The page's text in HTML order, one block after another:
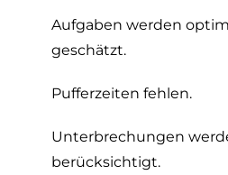
Aufgaben werden
geschätzt.
Pufferzeiten fehlen.
Unterbrechungen
berücksichtigt.